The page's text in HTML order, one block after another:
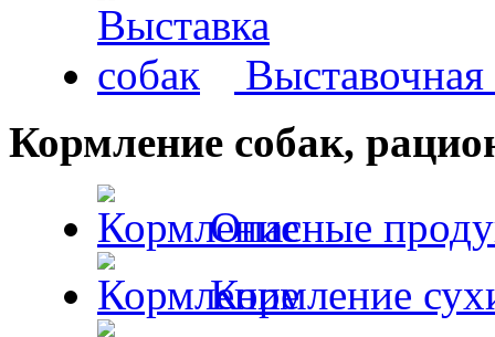
Выставочная
Кормление собак,
Опасные
Кормление